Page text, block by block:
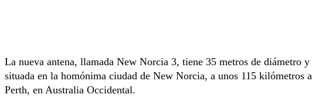
La nueva antena, llamada New Norcia 3, tiene 35 metros de diámetro y
situada en la homónima ciudad de New Norcia, a unos 115 kilómetros
Perth, en Australia Occidental.